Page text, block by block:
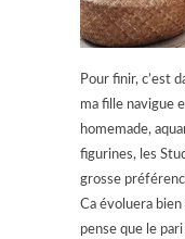
Pour finir, c’est
ma fille navigue
homemade,
figurines, les
grosse
Ca évoluera
pense que le